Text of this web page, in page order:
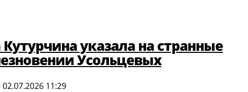
указала на странные
Усольцевых
02.07.2026 11:29